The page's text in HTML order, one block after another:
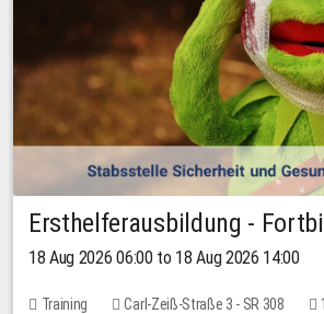
Ersthelferausbildung -
18 Aug 2026 06:00 to 18 Aug 2026 14:00
Training Carl-Zeiß-Straße 3 - SR 308